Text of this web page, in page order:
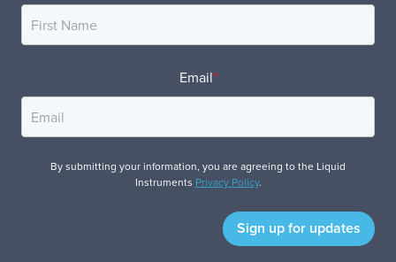
Email*
By submitting your information, you are agreeing to the Liquid
Instruments Privacy Policy.